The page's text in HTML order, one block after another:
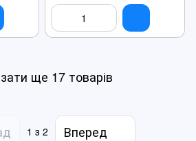
ще 17 товарів
1 з 2 Вперед